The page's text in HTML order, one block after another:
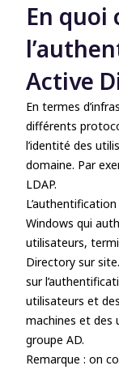
En quoi
Active
En termes
différents
l’identité des
domaine. Par
LDAP.
Windows qui
utilisateurs,
Directory sur
sur
utilisateurs et
machines et des
groupe AD.
Remarque : on